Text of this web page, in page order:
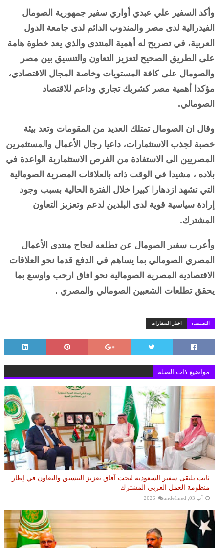
وأكد السفير علي عبدي أواري سفير جمهورية الصومال
الفيدرالية لدى مصر والمندوب الدائم لدى جامعة الدول
العربية، في تصريح له أهمية المنتدى والذي يعد خطوة هامة
على الطريق الصحيح لتعزيز التعاون والتنسيق بين مصر
والصومال على كافة المستويات وخاصة المجال الاقتصادي،
مؤكدا أهمية مصر كشريك تجاري وداعم للاقتصاد
الصومالي.
وقال ان الصومال تمتلك العديد من المقومات وتعد بيئة
خصبة لجذب الاستثمارات، داعيا رجال الأعمال والمستثمرين
المصريين الى الاستفادة من الفرص الاستثمارية الواعدة في
بلاده ، مشيدا في الوقت ذاته بالعلاقات المصرية الصومالية
التي تشهد ازدهارا كبيرا خلال الفترة الحالية بسبب وجود
إرادة سياسية قوية لدى البلدين لدعم وتعزيز التعاون
المشترك.
وأعرب سفير الصومال عن تطلعه لنجاح منتدى الأعمال
المصري الصومالي بما يساهم في الدفع قدما نحو العلاقات
الاقتصادية المصرية الصومالية نحو افاق ارحب واوسع بما
يحقق تطلعات الشعبين الصومالي والمصري .
التصنيف: اخبار السفارات
مواضيع ذات الصلة
ثابت يلتقى سفير السعودية لبحث آفاق تعزيز التنسيق والتعاون في إطار
منظومة العمل العربي المشترك
آب 03, 2026 undefined